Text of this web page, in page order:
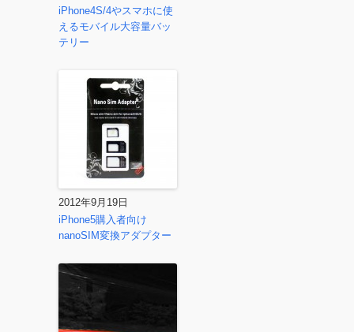
iPhone4S/4やスマホに使
えるモバイル大容量バッ
テリー
2012年9月19日
iPhone5購入者向け
nanoSIM変換アダプター